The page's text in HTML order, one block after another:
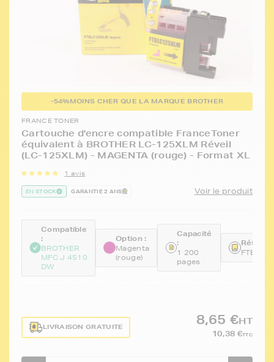
-54%MOINS CHER QUE LA MARQUE BROTHER
FRANCE TONER
Cartouche d'encre compatible FranceToner
équivalent à BROTHER LC-125XLM Réveil
(LC-125XLM) - MAGENTA (rouge) - Format XL
1 avis
EN STOCK GARANTIE 2 ANS Voir le produit
Compatible
:
BROTHER
MFC J 4510
DW
Option :
Magenta
(rouge)
Capacité
:
1 200
pages
LIVRAISON GRATUITE
8,65 €HT
10,38 €TTC